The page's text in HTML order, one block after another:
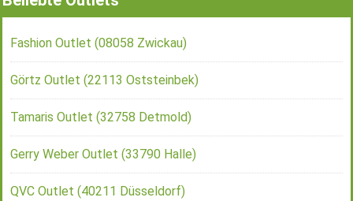
Fashion Outlet (08058 Zwickau)
Görtz Outlet (22113 Oststeinbek)
Tamaris Outlet (32758 Detmold)
Gerry Weber Outlet (33790 Halle)
QVC Outlet (40211 Düsseldorf)